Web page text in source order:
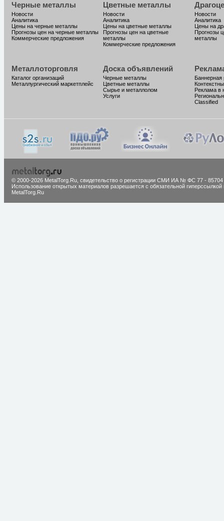
Черные металлы
Новости
Аналитика
Цены на черные металлы
Прогнозы цен на черные металлы
Коммерческие предложения
Цветные металлы
Новости
Аналитика
Цены на цветные металлы
Прогнозы цен на цветные
металлы
Коммерческие предложения
Новости
Аналитика
Цены на
Прогнозы
металлы
Металлоторговля
Каталог организаций
Металлургический маркетплейс
Доска объявлений
Черные металлы
Цветные металлы
Сырье и металлолом
Услуги
Баннерная
Реклама в
Classified
© 2000-2026 MetalTorg.Ru, cвидетельство о регистрации СМИ ИА № ФС 77 - 85704
Использование открытых материалов разрешается с обязательной гиперссылкой
MetalTorg.Ru